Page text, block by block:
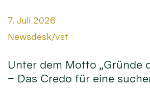
Datum:
7. Juli 2026
Von:
Newsdesk/vst
Unter dem Motto „Gründe
– Das Credo für eine